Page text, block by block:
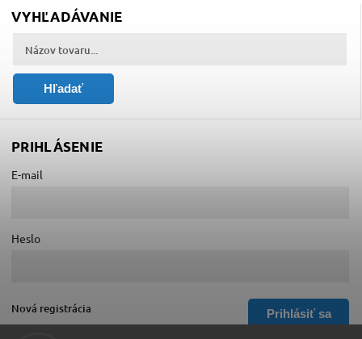
VYHĽADÁVANIE
Hľadať
PRIHLÁSENIE
E-mail
Heslo
Prihlásiť sa
Nová registrácia
Zabudnuté heslo